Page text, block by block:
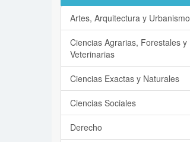
Artes, Arquitectura y Urbanismo
Ciencias Agrarias, Forestales y
Veterinarias
Ciencias Exactas y Naturales
Ciencias Sociales
Derecho